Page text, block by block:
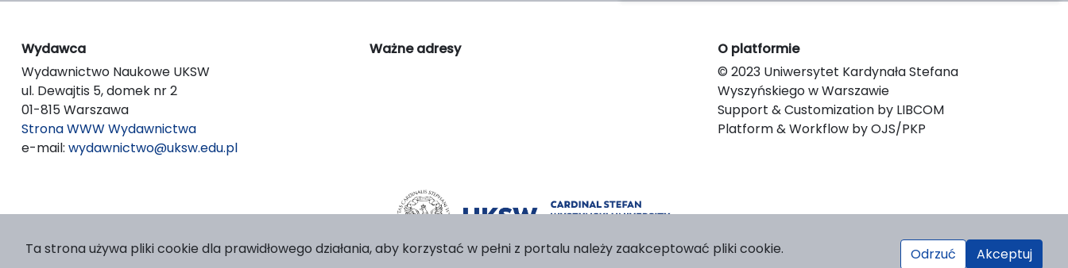
Wydawca
Wydawnictwo Naukowe UKSW
ul. Dewajtis 5, domek nr 2
01-815 Warszawa
Strona WWW Wydawnictwa
e-mail: wydawnictwo@uksw.edu.pl
Ważne adresy
O platformie
© 2023 Uniwersytet Kardynała Stefana
Wyszyńskiego w Warszawie
Support & Customization by LIBCOM
Platform & Workflow by OJS/PKP
Ta strona używa pliki cookie dla prawidłowego działania, aby korzystać w pełni z portalu należy zaakceptować pliki cookie. Odrzuć Akceptuj